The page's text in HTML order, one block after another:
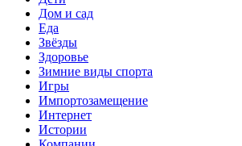
Дом и сад
Еда
Звёзды
Здоровье
Зимние виды спорта
Игры
Импортозамещение
Интернет
Истории